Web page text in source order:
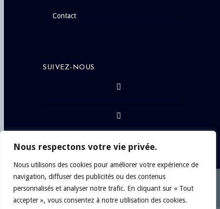
Nous respectons votre vie privée.
Nous utilisons des cookies pour améliorer votre expérience de
navigation, diffuser des publicités ou des contenus
personnalisés et analyser notre trafic. En cliquant sur « Tout
accepter », vous consentez à notre utilisation des cookies.
contact
SUIVEZ-NOUS
Copyright © 2024Philippe Chateau, Artiste-
Peintre. Tous droits réservés